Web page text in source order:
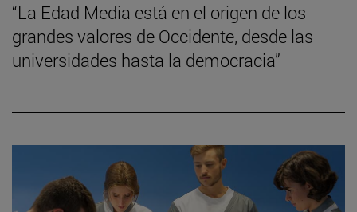
“La Edad Media está en el origen de los
grandes valores de Occidente, desde las
universidades hasta la democracia”